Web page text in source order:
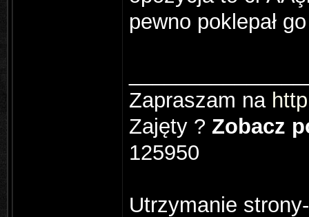
pewno poklepał
Zapraszam na
Zajęty ? Zobacz
125950
Utrzymanie